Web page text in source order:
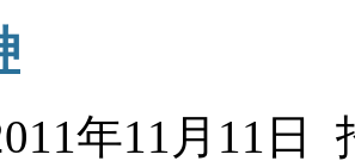
年11月11日